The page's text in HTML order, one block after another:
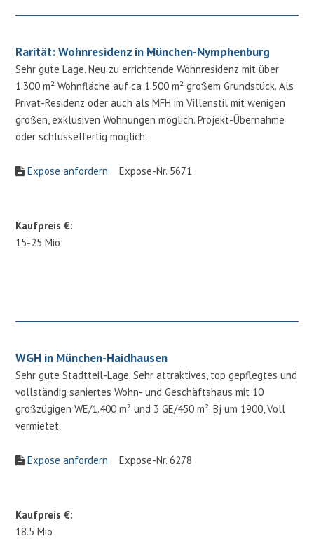
Rarität: Wohnresidenz in München-Nymphenburg
Sehr gute Lage. Neu zu errichtende Wohnresidenz mit über
1.300 m² Wohnfläche auf ca 1.500 m² großem Grundstück. Als
Privat-Residenz oder auch als MFH im Villenstil mit wenigen
großen, exklusiven Wohnungen möglich. Projekt-Übernahme
oder schlüsselfertig möglich.
Expose anfordern Expose-Nr. 5671
Kaufpreis €:
15-25 Mio
WGH in München-Haidhausen
Sehr gute Stadtteil-Lage. Sehr attraktives, top gepflegtes und
vollständig saniertes Wohn- und Geschäftshaus mit 10
großzügigen WE/1.400 m² und 3 GE/450 m². Bj um 1900, Voll
vermietet.
Expose anfordern Expose-Nr. 6278
Kaufpreis €:
18.5 Mio